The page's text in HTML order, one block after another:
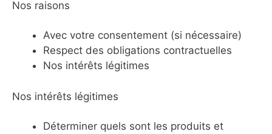
Nos raisons
Avec votre consentement (si nécessaire)
Respect des obligations contractuelles
Nos intérêts légitimes
Nos intérêts légitimes
Déterminer quels sont les produits et